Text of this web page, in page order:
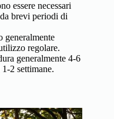
essere necessari
brevi periodi di
generalmente
regolare.
generalmente 4-6
2 settimane.